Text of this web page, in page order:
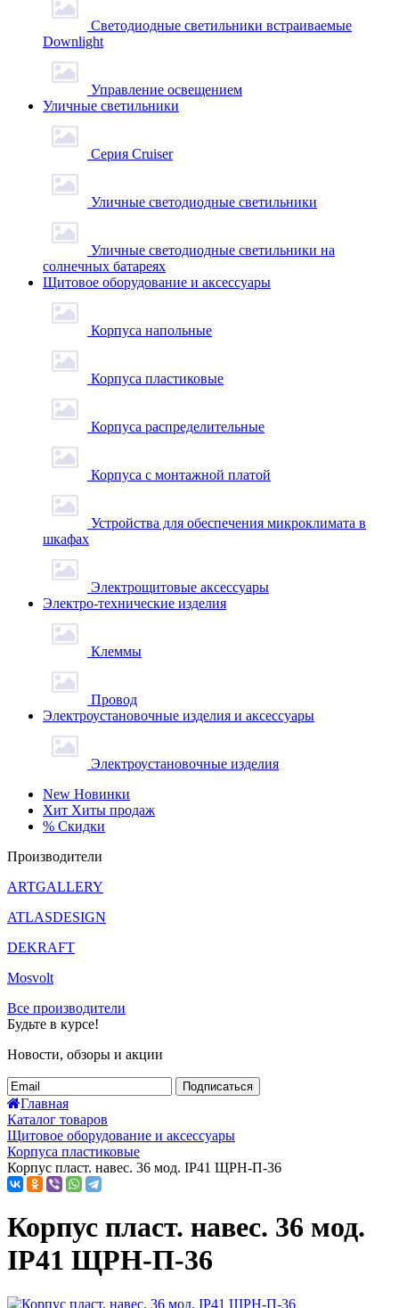
Светодиодные светильники встраиваемые
Downlight
Управление освещением
Уличные светильники
Серия Cruiser
Уличные светодиодные светильники
Уличные светодиодные светильники на
солнечных батареях
Щитовое оборудование и аксессуары
Корпуса напольные
Корпуса пластиковые
Корпуса распределительные
Корпуса с монтажной платой
Устройства для обеспечения микроклимата в
шкафах
Электрощитовые аксессуары
Электро-технические изделия
Клеммы
Провод
Электроустановочные изделия и аксессуары
Электроустановочные изделия
New Новинки
Хит Хиты продаж
% Скидки
Производители
ARTGALLERY
ATLASDESIGN
DEKRAFT
Mosvolt
Все производители
Будьте в курсе!
Новости, обзоры и акции
Подписаться
Главная
Каталог товаров
Щитовое оборудование и аксессуары
Корпуса пластиковые
Корпус пласт. навес. 36 мод. IP41 ЩРН-П-36
Корпус пласт. навес. 36 мод.
IP41 ЩРН-П-36